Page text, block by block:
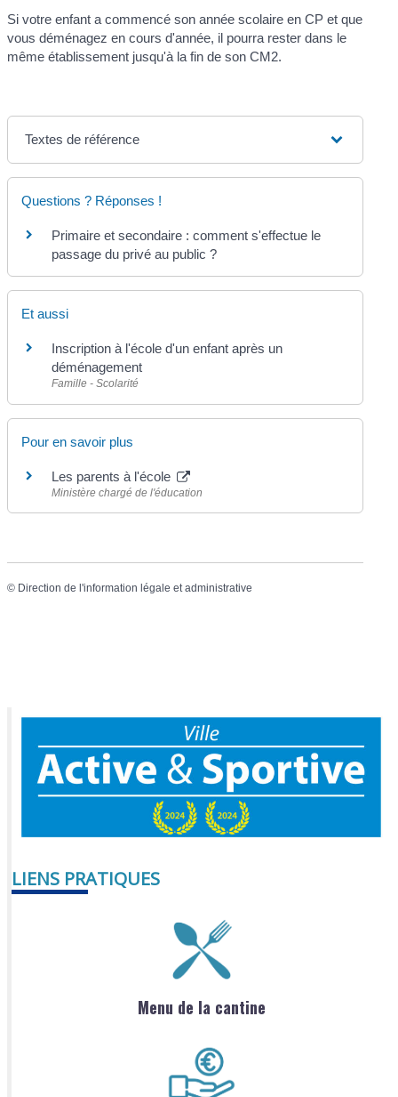
Si votre enfant a commencé son année scolaire en CP et que
vous déménagez en cours d'année, il pourra rester dans le
même établissement jusqu'à la fin de son CM2.
Textes de référence
Questions ? Réponses !
Primaire et secondaire : comment s'effectue le
passage du privé au public ?
Et aussi
Inscription à l'école d'un enfant après un
déménagement
Famille - Scolarité
Pour en savoir plus
Les parents à l'école
Ministère chargé de l'éducation
© Direction de l'information légale et administrative
LIENS PRATIQUES
Menu de la cantine